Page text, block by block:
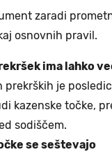
zaradi
osnovnih pravil.
ima lahko
prekrških je
kazenske točke,
sodiščem.
se seštevajo